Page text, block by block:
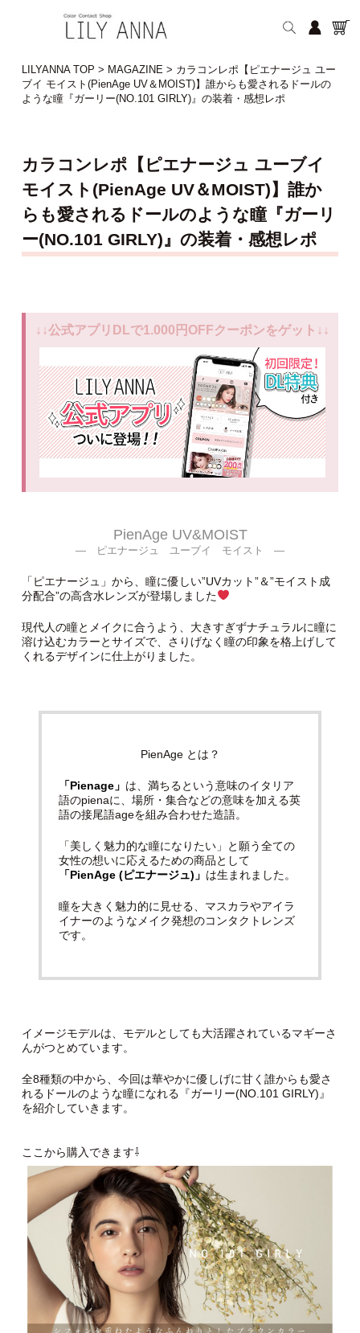
LILYANNA TOP > MAGAZINE> カラコンレポ【ピエナージュ ユー
ブイ モイスト(PienAge UV＆MOIST)】誰からも愛されるドールの
ような瞳『ガーリー(NO.101 GIRLY)』の装着・感想レポ
カラコンレポ【ピエナージュ ユーブイ
モイスト(PienAge UV＆MOIST)】誰か
らも愛されるドールのような瞳『ガーリ
ー(NO.101 GIRLY)』の装着・感想レポ
↓↓公式アプリDLで1.000円OFFクーポンをゲット↓↓
PienAge UV&MOIST
― ピエナージュ ユーブイ モイスト ―
「ピエナージュ」から、瞳に優しい”UVカット”＆”モイスト成
分配合”の高含水レンズが登場しました
現代人の瞳とメイクに合うよう、大きすぎずナチュラルに瞳に
溶け込むカラーとサイズで、さりげなく瞳の印象を格上げして
くれるデザインに仕上がりました。
PienAge とは？
「Pienage」 は、満ちるという意味のイタリア
語のpienaに、場所・集合などの意味を加える英
語の接尾語ageを組み合わせた造語。
「美しく魅力的な瞳になりたい」と願う全ての
女性の想いに応えるための商品として
「PienAge (ピエナージュ)」 は生まれました。
瞳を大きく魅力的に見せる、マスカラやアイラ
イナーのようなメイク発想のコンタクトレンズ
です。
イメージモデルは、モデルとしても大活躍されているマギーさ
んがつとめています。
全8種類の中から、今回は華やかに優しげに甘く誰からも愛さ
れるドールのような瞳になれる『ガーリー(NO.101 GIRLY)』
を紹介していきます。
ここから購入できます⇩